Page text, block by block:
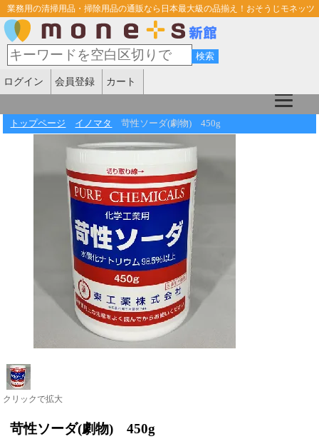
業務用の清掃用品・掃除用品の通販なら日本最大級の品揃え！おそうじモネッツ
ログイン 会員登録 カート
トップページ イノマタ 苛性ソーダ(劇物) 450g
クリックで拡大
苛性ソーダ(劇物) 450g